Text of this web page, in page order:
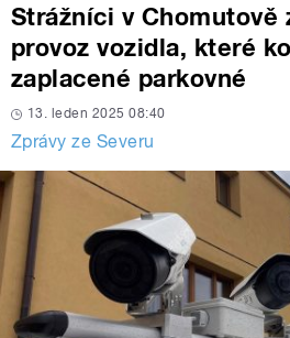
Strážníci v Chomutově
provoz vozidla, které
zaplacené parkovné
13. leden 2025 08:40
Zprávy ze Severu